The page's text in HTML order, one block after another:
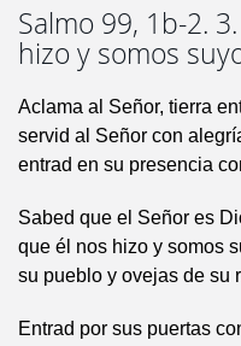
Salmo 99, 1b-2.
hizo y somos
Aclama al Señor, tierra
servid al Señor con
entrad en su presencia
Sabed que el Señor es
que él nos hizo y somos
su pueblo y ovejas de su
Entrad por sus puertas